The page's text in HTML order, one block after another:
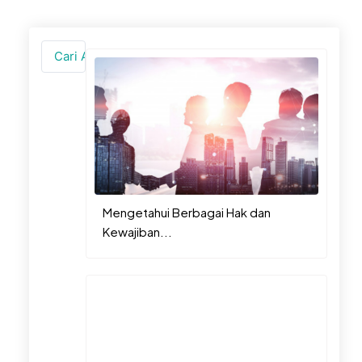
Search
Mengetahui Berbagai Hak dan
Kewajiban...